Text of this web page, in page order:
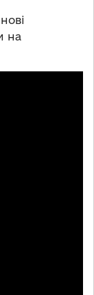
на